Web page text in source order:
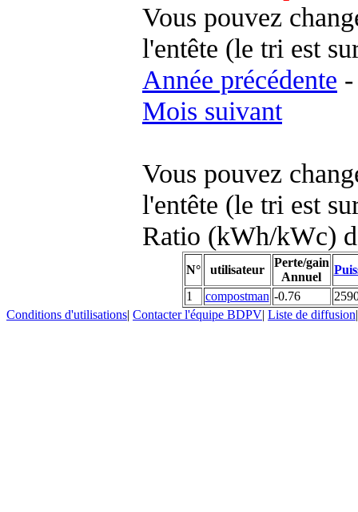
Vous pouvez
l'entête (le tri est
Année précédente -
Mois suivant
Vous pouvez
l'entête (le tri est
Ratio (kWh/kWc)
N° utilisateur
Perte/gain
Annuel
1
compostman -0.76
Conditions d'utilisations| Contacter l'équipe BDPV| Liste de diffusion